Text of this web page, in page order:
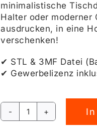
minimalistische
Halter oder moderner
ausdrucken, in eine
verschenken!
✔ STL & 3MF Datei
✔ Gewerbelizenz
Geburtstag
Alternative: